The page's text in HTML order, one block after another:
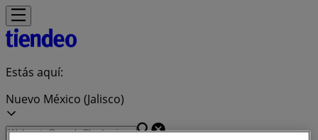
Estás aquí:
Nuevo México (Jalisco)